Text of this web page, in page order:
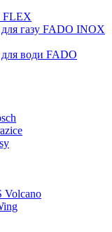
FLEX
газу FADO INOX
води FADO
Volcano